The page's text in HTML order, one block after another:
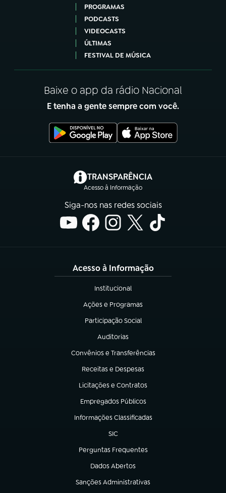
PROGRAMAS
PODCASTS
VIDEOCASTS
ÚLTIMAS
FESTIVAL DE MÚSICA
Baixe o app da rádio Nacional
E tenha a gente sempre com você.
TRANSPARÊNCIA
Acesso à Informação
(abre em nova aba)
Siga-nos nas redes sociais
Acesso à Informação
Institucional
(abre em nova aba)
Ações e Programas
(abre em nova aba)
Participação Social
(abre em nova aba)
Auditorias
(abre em nova aba)
Convênios e Transferências
(abre em nova aba)
Receitas e Despesas
(abre em nova aba)
Licitações e Contratos
(abre em nova aba)
Empregados Públicos
(abre em nova aba)
Informações Classificadas
(abre em nova aba)
SIC
(abre em nova aba)
Perguntas Frequentes
(abre em nova aba)
Dados Abertos
(abre em nova aba)
Sanções Administrativas
(abre em nova aba)